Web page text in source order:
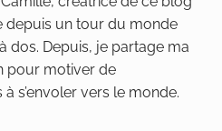
depuis un tour du monde
dos. Depuis, je partage ma
pour motiver de
s’envoler vers le monde.